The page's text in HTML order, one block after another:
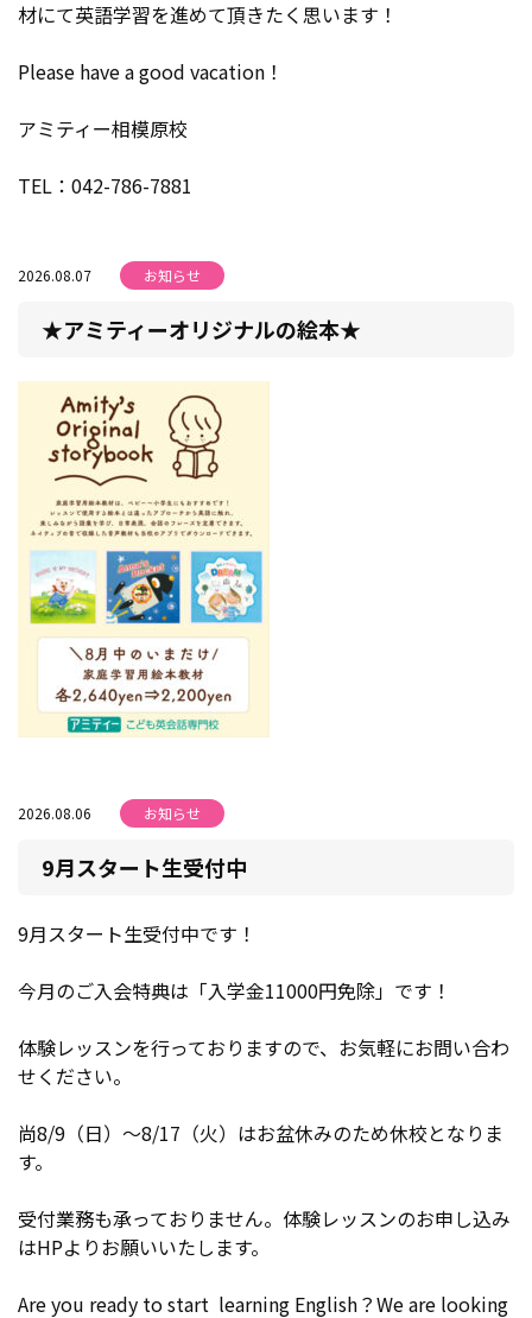
材にて英語学習を進めて頂きたく思います！
Please have a good vacation！
アミティー相模原校
TEL：042-786-7881
2026.08.07 お知らせ
★アミティーオリジナルの絵本★
2026.08.06 お知らせ
9月スタート生受付中
9月スタート生受付中です！
今月のご入会特典は「入学金11000円免除」です！
体験レッスンを行っておりますので、お気軽にお問い合わ
せください。
尚8/9（日）～8/17（火）はお盆休みのため休校となりま
す。
受付業務も承っておりません。体験レッスンのお申し込み
はHPよりお願いいたします。
Are you ready to start learning English？We are looking